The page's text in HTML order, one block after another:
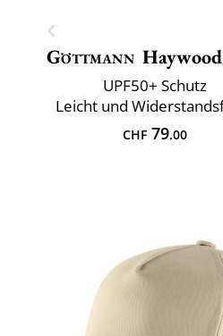
Göttmann
UPF50+ Schutz
Leicht und
CHF79.00